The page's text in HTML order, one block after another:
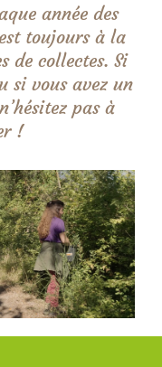
année des
toujours à la
de collectes. Si
si vous avez un
pas à
!